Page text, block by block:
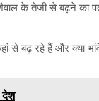
के तेजी से बढ़ने का
से बढ़ रहे हैं और
देश